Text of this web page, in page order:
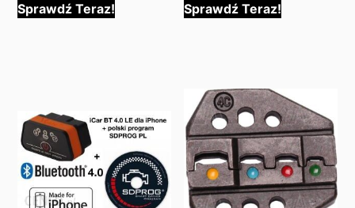
Sprawdź Teraz! Sprawdź Teraz!